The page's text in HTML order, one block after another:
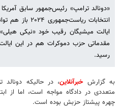
«دونالد ترامپ» رئیس‌جمهور سابق
انتخابات
ایالت میشیگان رقیب خود «نیکی
مقدماتی حزب دموکرات هم در این
رسید.
به گزارشخبرآنلاین، در حالیکه دونالد
متعددی در دادگاه مواجه است، اما از
چهره پیشتاز حزبش بوده است.